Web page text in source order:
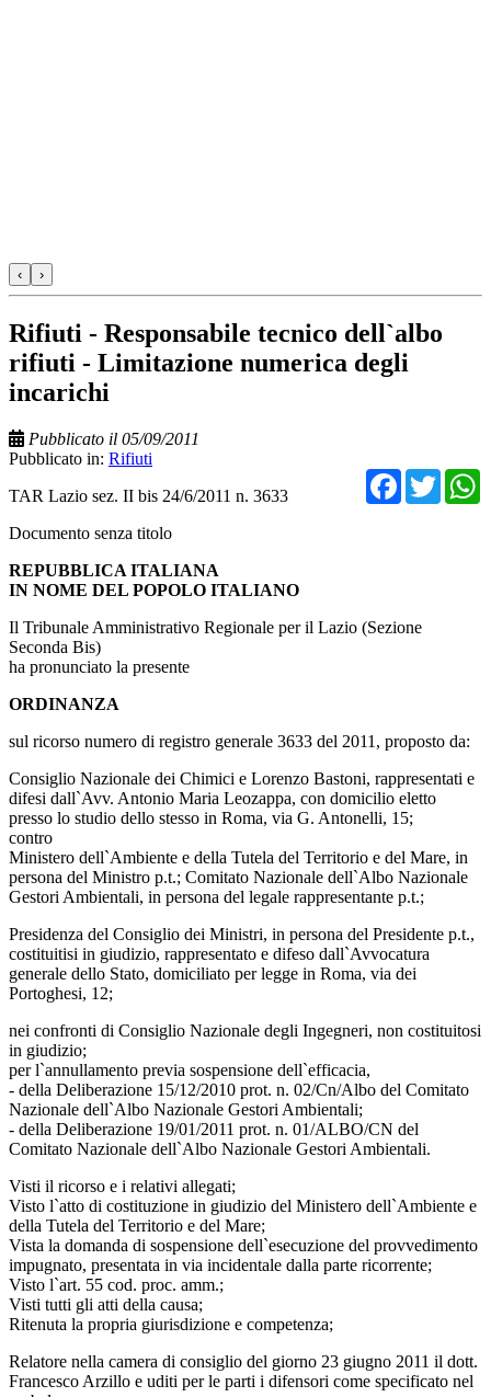
‹ ›
Rifiuti - Responsabile tecnico dell`albo
rifiuti - Limitazione numerica degli
incarichi
Pubblicato il 05/09/2011
Pubblicato in: Rifiuti
TAR Lazio sez. II bis 24/6/2011 n. 3633
Documento senza titolo
REPUBBLICA ITALIANA
IN NOME DEL POPOLO ITALIANO
Il Tribunale Amministrativo Regionale per il Lazio (Sezione
Seconda Bis)
ha pronunciato la presente
ORDINANZA
sul ricorso numero di registro generale 3633 del 2011, proposto da:
Consiglio Nazionale dei Chimici e Lorenzo Bastoni, rappresentati e
difesi dall`Avv. Antonio Maria Leozappa, con domicilio eletto
presso lo studio dello stesso in Roma, via G. Antonelli, 15;
contro
Ministero dell`Ambiente e della Tutela del Territorio e del Mare, in
persona del Ministro p.t.; Comitato Nazionale dell`Albo Nazionale
Gestori Ambientali, in persona del legale rappresentante p.t.;
Presidenza del Consiglio dei Ministri, in persona del Presidente p.t.,
costituitisi in giudizio, rappresentato e difeso dall`Avvocatura
generale dello Stato, domiciliato per legge in Roma, via dei
Portoghesi, 12;
nei confronti di Consiglio Nazionale degli Ingegneri, non costituitosi
in giudizio;
per l`annullamento previa sospensione dell`efficacia,
- della Deliberazione 15/12/2010 prot. n. 02/Cn/Albo del Comitato
Nazionale dell`Albo Nazionale Gestori Ambientali;
- della Deliberazione 19/01/2011 prot. n. 01/ALBO/CN del
Comitato Nazionale dell`Albo Nazionale Gestori Ambientali.
Visti il ricorso e i relativi allegati;
Visto l`atto di costituzione in giudizio del Ministero dell`Ambiente e
della Tutela del Territorio e del Mare;
Vista la domanda di sospensione dell`esecuzione del provvedimento
impugnato, presentata in via incidentale dalla parte ricorrente;
Visto l`art. 55 cod. proc. amm.;
Visti tutti gli atti della causa;
Ritenuta la propria giurisdizione e competenza;
Relatore nella camera di consiglio del giorno 23 giugno 2011 il dott.
Francesco Arzillo e uditi per le parti i difensori come specificato nel